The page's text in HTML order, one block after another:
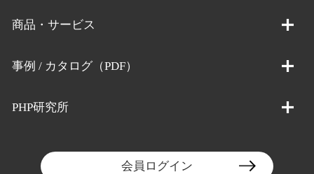
商品・サービス
事例 / カタログ（PDF）
PHP研究所
会員ログイン